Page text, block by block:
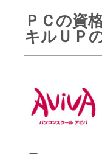
ＰＣの資
キルＵＰ